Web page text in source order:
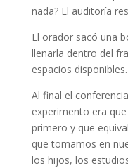
nada? El auditoría
El orador sacó una
llenarla dentro del
espacios disponibles.
Al final el
experimento era
primero y que
que tomamos en
los hijos, los